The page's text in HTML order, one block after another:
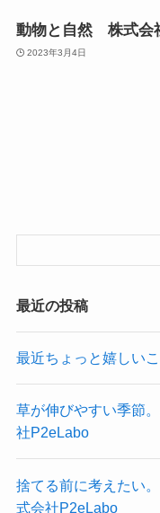
動物と自然 株式会
2023年3月4日
最近の投稿
最近ちょっと嬉しい
草が伸びやすい季節
社P2eLabo
捨てる前に考えたい
式会社P2eLabo